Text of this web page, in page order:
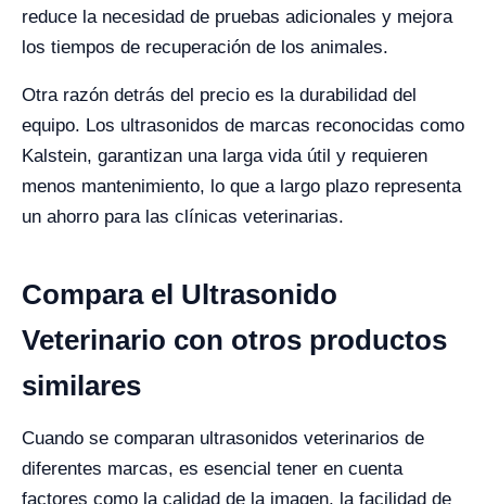
reduce la necesidad de pruebas adicionales y mejora
los tiempos de recuperación de los animales.
Otra razón detrás del precio es la durabilidad del
equipo. Los ultrasonidos de marcas reconocidas como
Kalstein, garantizan una larga vida útil y requieren
menos mantenimiento, lo que a largo plazo representa
un ahorro para las clínicas veterinarias.
Compara el Ultrasonido
Veterinario con otros productos
similares
Cuando se comparan ultrasonidos veterinarios de
diferentes marcas, es esencial tener en cuenta
factores como la calidad de la imagen, la facilidad de